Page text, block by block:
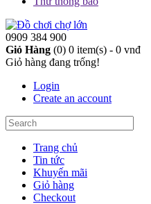
0909 384 900
Giỏ Hàng (0) 0 item(s) - 0 vnđ
Giỏ hàng đang trống!
Login
Create an account
Trang chủ
Tin tức
Khuyến mãi
Giỏ hàng
Checkout